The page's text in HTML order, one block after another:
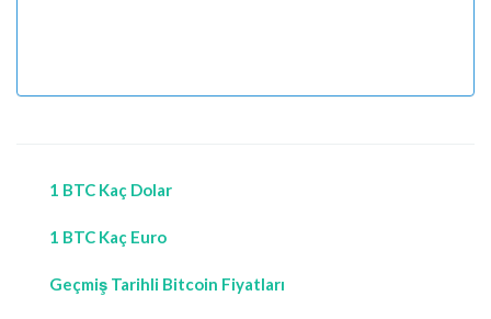
1 BTC Kaç Dolar
1 BTC Kaç Euro
Geçmiş Tarihli Bitcoin Fiyatları